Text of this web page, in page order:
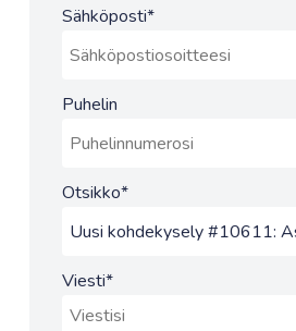
Sähköposti*
Puhelin
Otsikko*
Viesti*